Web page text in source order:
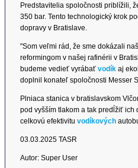
Predstavitelia spoločnosti priblížili,
350 bar. Tento technologický krok
dopravy v Bratislave.
"Som veľmi rád, že sme dokázali
reformingom v našej rafinérii v
budeme vedieť vyrábať vodík aj
doplnil konateľ spoločnosti Messer
Plniaca stanica v bratislavskom
pod vyšším tlakom a tak predĺžiť
celkovú efektivitu vodíkových
03.03.2025 TASR
Autor: Super User